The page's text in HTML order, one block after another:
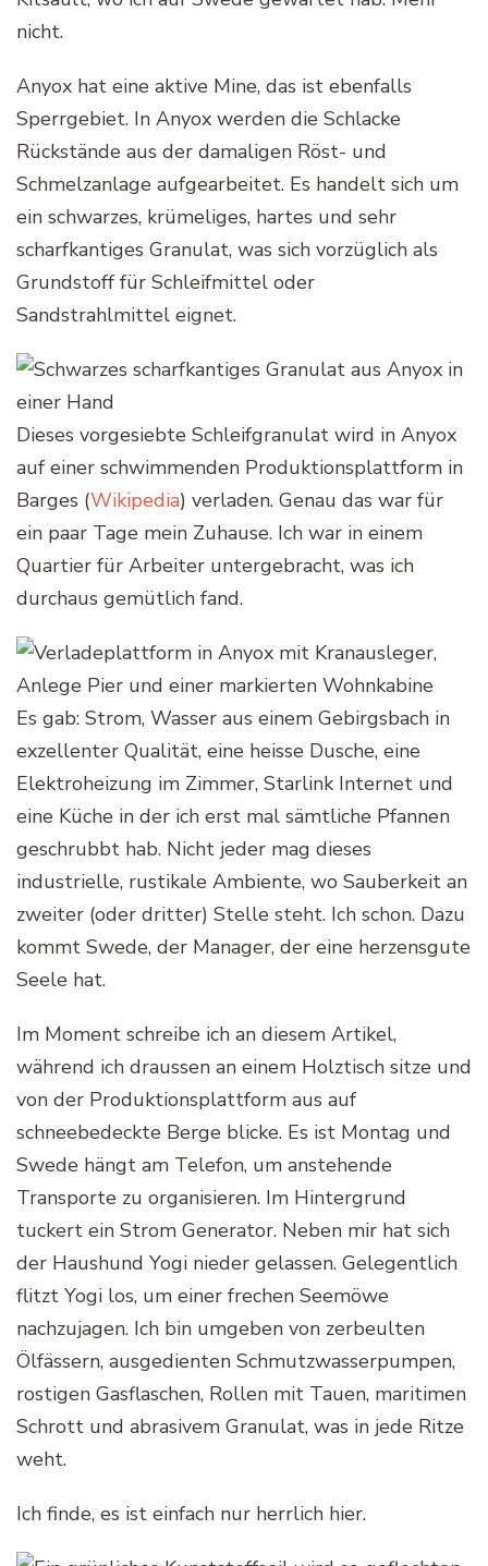
nicht.
Anyox hat eine aktive Mine, das ist ebenfalls
Sperrgebiet. In Anyox werden die Schlacke
Rückstände aus der damaligen Röst- und
Schmelzanlage aufgearbeitet. Es handelt sich um
ein schwarzes, krümeliges, hartes und sehr
scharfkantiges Granulat, was sich vorzüglich als
Grundstoff für Schleifmittel oder
Sandstrahlmittel eignet.
Dieses vorgesiebte Schleifgranulat wird in Anyox
auf einer schwimmenden Produktionsplattform in
Barges (Wikipedia) verladen. Genau das war für
ein paar Tage mein Zuhause. Ich war in einem
Quartier für Arbeiter untergebracht, was ich
durchaus gemütlich fand.
Es gab: Strom, Wasser aus einem Gebirgsbach in
exzellenter Qualität, eine heisse Dusche, eine
Elektroheizung im Zimmer, Starlink Internet und
eine Küche in der ich erst mal sämtliche Pfannen
geschrubbt hab. Nicht jeder mag dieses
industrielle, rustikale Ambiente, wo Sauberkeit an
zweiter (oder dritter) Stelle steht. Ich schon. Dazu
kommt Swede, der Manager, der eine herzensgute
Seele hat.
Im Moment schreibe ich an diesem Artikel,
während ich draussen an einem Holztisch sitze und
von der Produktionsplattform aus auf
schneebedeckte Berge blicke. Es ist Montag und
Swede hängt am Telefon, um anstehende
Transporte zu organisieren. Im Hintergrund
tuckert ein Strom Generator. Neben mir hat sich
der Haushund Yogi nieder gelassen. Gelegentlich
flitzt Yogi los, um einer frechen Seemöwe
nachzujagen. Ich bin umgeben von zerbeulten
Ölfässern, ausgedienten Schmutzwasserpumpen,
rostigen Gasflaschen, Rollen mit Tauen, maritimen
Schrott und abrasivem Granulat, was in jede Ritze
weht.
Ich finde, es ist einfach nur herrlich hier.